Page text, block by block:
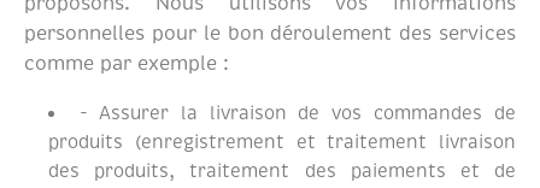
personnelles pour le bon déroulement des services
comme par exemple :
- Assurer la livraison de vos commandes de
produits (enregistrement et traitement livraison
des produits, traitement des paiements et de